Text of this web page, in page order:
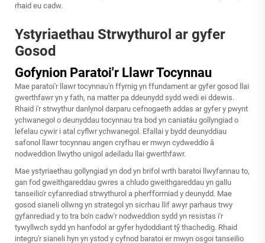
rhaid eu cadw.
Ystyriaethau Strwythurol ar gyfer
Gosod
Gofynion Paratoi'r Llawr Tocynnau
Mae paratoi'r llawr tocynnau'n ffyrnig yn ffundament ar gyfer gosod llai
gwerthfawr yn y fath, na matter pa ddeunydd sydd wedi ei ddewis.
Rhaid i'r strwythur danlynol darparu cefnogaeth addas ar gyfer y pwynt
ychwanegol o deunyddau tocynnau tra bod yn caniatáu gollyngiad o
lefelau cywir i atal cyflwr ychwanegol. Efallai y bydd deunyddiau
safonol llawr tocynnau angen cryfhau er mwyn cydweddïo â
nodweddion llwytho unigol adeiladu llai gwerthfawr.
Mae ystyriaethau gollyngiad yn dod yn brifol wrth baratoi llwyfannau to,
gan fod gweithgareddau gwres a chludo gweithgareddau yn gallu
tanseilio'r cyfanrediad strwythurol a pherfformiad y deunydd. Mae
gosod sianeli ollwng yn strategol yn sicrhau llif awyr parhaus trwy
gyfanrediad y to tra bo'n cadw'r nodweddion sydd yn resistas i'r
tywyllwch sydd yn hanfodol ar gyfer hydoddiant tŷ thachedig. Rhaid
integru'r sianeli hyn yn ystod y cyfnod baratoi er mwyn osgoi tanseilio